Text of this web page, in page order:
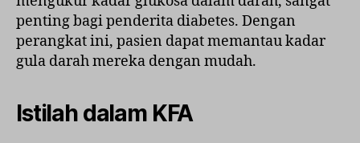
penting bagi penderita diabetes. Dengan
perangkat ini, pasien dapat memantau kadar
gula darah mereka dengan mudah.
Istilah dalam KFA